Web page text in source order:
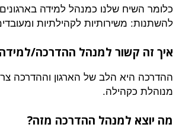
כלומר השיח שלנו כמנהל למידה
להשתנות: משירותיות לקהילתיות
איך זה קשור למנהל ההדרכה/
ההדרכה היא הלב של הארגון וההדרכה
מנוהלת כקהילה.
מה יוצא למנהל ההדרכה מזה?